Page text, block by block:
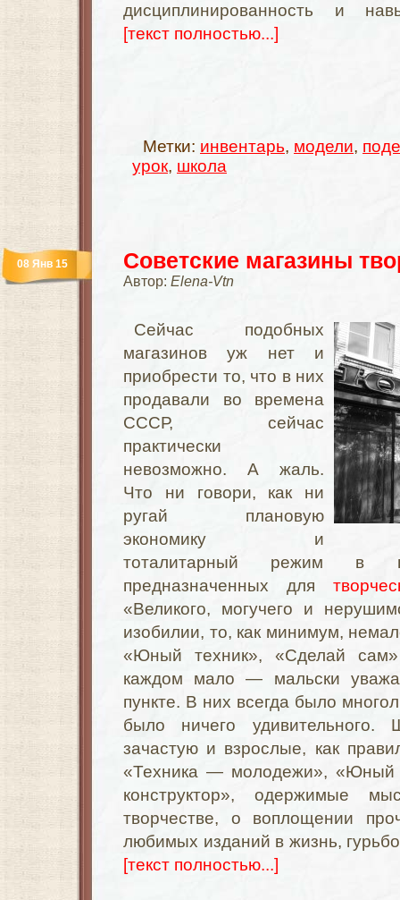
дисциплинированность и
[текст полностью...]
Метки: инвентарь, модели,
урок, школа
Советские магазины
Автор: Elena-Vtn
08 Янв 15
Сейчас подобных
магазинов уж нет и
приобрести то, что в них
продавали во времена
СССР, сейчас
практически
невозможно. А жаль.
Что ни говори, как ни
ругай плановую
экономику и
тоталитарный режим в
предназначенных для
«Великого, могучего и
изобилии, то, как минимум,
«Юный техник», «Сделай
каждом мало — мальски
пункте. В них всегда было
было ничего удивительного.
зачастую и взрослые, как
«Техника — молодежи», «Юный
конструктор», одержимые
творчестве, о воплощении
любимых изданий в жизнь,
[текст полностью...]